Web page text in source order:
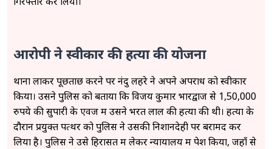
आरोपी ने स्वीकार की हत्या की योजना
थाना लाकर पूछताछ करने पर नंदु लहरे ने अपने अपराध को स्वीकार
किया। उसने पुलिस को बताया कि विजय कुमार भारद्वाज से 1,50,000
रुपये की सुपारी के एवज में उसने भरत लाल की हत्या की थी। हत्या के
दौरान प्रयुक्त पत्थर को पुलिस ने उसकी निशानदेही पर बरामद कर
लिया है। पुलिस ने उसे हिरासत में लेकर न्यायालय में पेश किया, जहाँ से